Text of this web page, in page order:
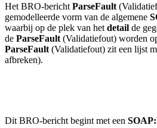
Het BRO-bericht ParseFault
gemodelleerde vorm van de algemene
waarbij op de plek van het detail de
de ParseFault (Validatiefout) worden
ParseFault (Validatiefout) zit een lijst
afbreken).
Dit BRO-bericht begint met een